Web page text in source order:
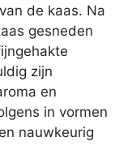
de kaas. Na
gesneden
zijn
en
in vormen
nauwkeurig